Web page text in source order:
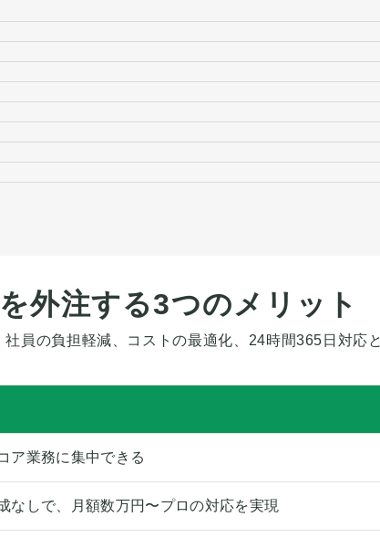
外注する3つのメリット
員の負担軽減、コストの最適化、24時間365日対応
ア業務に集中できる
なしで、月額数万円〜プロの対応を実現